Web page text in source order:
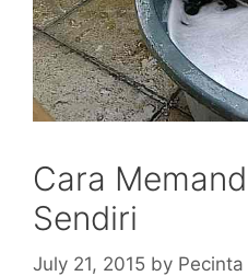
Cara
Sendiri
July 21, 2015 by